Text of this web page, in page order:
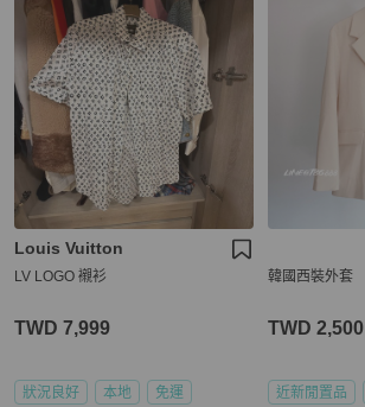
Louis Vuitton
LV LOGO 襯衫
TWD 7,999
狀況良好 本地 免運
韓國西裝外套
TWD 2,500
近新閒置品